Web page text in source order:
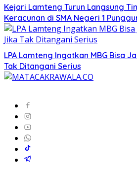
Kejari Lamteng Turun Langsung
Keracunan di SMA Negeri 1
LPA Lamteng Ingatkan MBG Bisa
Tak Ditangani Serius